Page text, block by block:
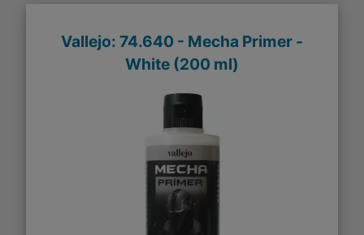
Vallejo: 74.640 - Mecha Primer -
White (200 ml)